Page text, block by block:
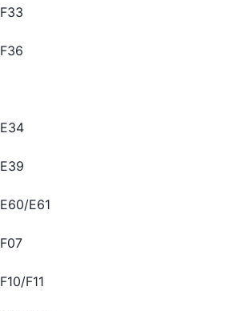
F33
F36
E34
E39
E60/E61
F07
F10/F11